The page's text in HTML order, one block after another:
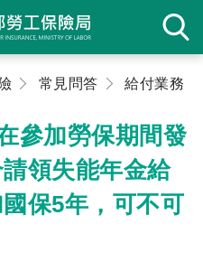
常見問答 給付業務
參加勞保期間發
領失能年金給
保5年，可不可